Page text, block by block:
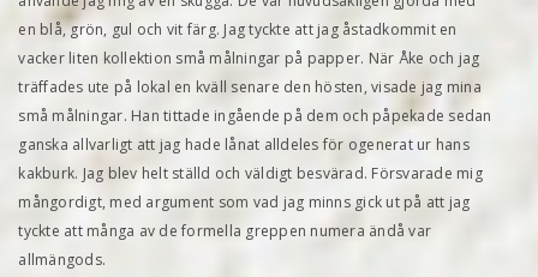
en blå, grön, gul och vit färg. Jag tyckte att jag åstadkommit en
vacker liten kollektion små målningar på papper. När Åke och jag
träffades ute på lokal en kväll senare den hösten, visade jag mina
små målningar. Han tittade ingående på dem och påpekade sedan
ganska allvarligt att jag hade lånat alldeles för ogenerat ur hans
kakburk. Jag blev helt ställd och väldigt besvärad. Försvarade mig
mångordigt, med argument som vad jag minns gick ut på att jag
tyckte att många av de formella greppen numera ändå var
allmängods.